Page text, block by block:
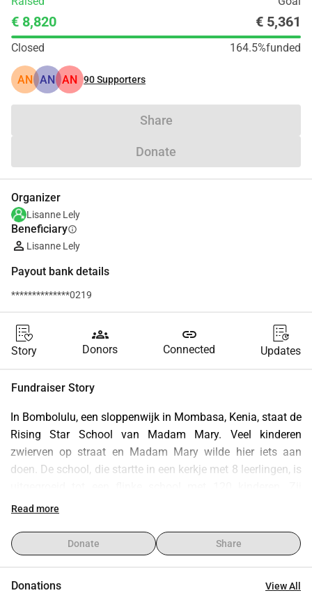
€ 8,820 € 5,361
Closed 164.5%funded
AN AN AN 90Supporters
Share
Donate
Organizer
Lisanne Lely
Beneficiaryinfo
Lisanne Lely
Payout bank details
**************0219
Story
groups
Donors
link
Connected Updates
Fundraiser Story
In Bombolulu, een sloppenwijk in Mombasa, Kenia, staat de
Rising Star School van Madam Mary. Veel kinderen
zwierven op straat en Madam Mary wilde hier iets aan
doen. De school, die startte in een kerkje met 8 leerlingen, is
krijgen hier les van gecertificeerde docenten, van wie de
kinderen krijgen lunch op school, voor de meesten de enige
maaltijd op een dag. Veel van de leerlingen van deze
Read more
Donate Share
Donations View All